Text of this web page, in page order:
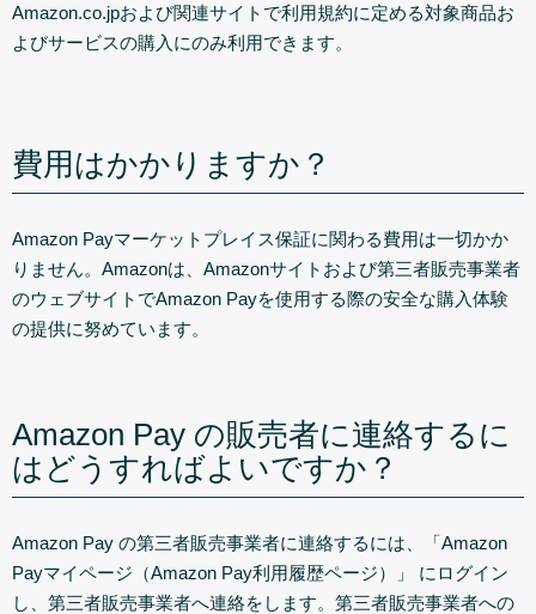
Amazon.co.jpおよび関連サイトで利用規約に定める対象商品お
よびサービスの購入にのみ利用できます。
費用はかかりますか？
Amazon Payマーケットプレイス保証に関わる費用は一切かか
りません。Amazonは、Amazonサイトおよび第三者販売事業者
のウェブサイトでAmazon Payを使用する際の安全な購入体験
の提供に努めています。
Amazon Pay の販売者に連絡するに
はどうすればよいですか？
Amazon Pay の第三者販売事業者に連絡するには、「Amazon
Payマイページ（Amazon Pay利用履歴ページ）」 にログイン
し、第三者販売事業者へ連絡をします。第三者販売事業者への